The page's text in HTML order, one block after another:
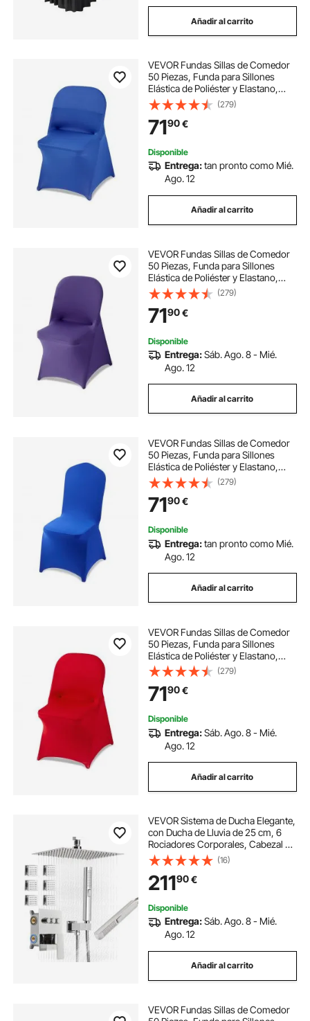
Añadir al carrito
VEVOR Fundas Sillas de Comedor
50 Piezas, Funda para Sillones
Elástica de Poliéster y Elastano,
para Sillas de Hasta 45 x 46 x 77
cm, Tela Suave y Transpirable, para
Boda, Fiestas, Banquetes, Azul
(279)
7190€
Disponible
Entrega:tan pronto como Mié.
Ago. 12
Añadir al carrito
VEVOR Fundas Sillas de Comedor
50 Piezas, Funda para Sillones
Elástica de Poliéster y Elastano,
para Sillas de Hasta 45 x 46 x 77
cm, Tela Suave y Transpirable, para
Boda, Fiestas, Banquetes, Púrpura
(279)
7190€
Disponible
Entrega:Sáb. Ago. 8 - Mié.
Ago. 12
Añadir al carrito
VEVOR Fundas Sillas de Comedor
50 Piezas, Funda para Sillones
Elástica de Poliéster y Elastano,
para Sillas de Hasta 51 x 45 x 95
cm, Tela Suave y Transpirable, para
Boda, Fiestas, Banquetes, Azul
(279)
7190€
Disponible
Entrega:tan pronto como Mié.
Ago. 12
Añadir al carrito
VEVOR Fundas Sillas de Comedor
50 Piezas, Funda para Sillones
Elástica de Poliéster y Elastano,
para Sillas de Hasta 45 x 46 x 77
cm, Tela Suave y Transpirable, para
Boda, Fiestas, Banquetes, Rojo
(279)
7190€
Disponible
Entrega:Sáb. Ago. 8 - Mié.
Ago. 12
Añadir al carrito
VEVOR Sistema de Ducha Elegante,
con Ducha de Lluvia de 25 cm, 6
Rociadores Corporales, Cabezal de
Lluvia Giratorio 3 Funciones,
Válvula de Latón y Kit de
Embellecedor, Cromado, Estilo
Moderno
(16)
21190€
Disponible
Entrega:Sáb. Ago. 8 - Mié.
Ago. 12
Añadir al carrito
VEVOR Fundas Sillas de Comedor